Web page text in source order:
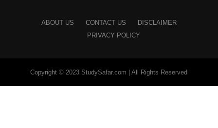
ABOUT US CONTACT US
DISCLAIMER
PRIVACY POLICY
Copyright © 2023 StudySafar.com | All Rights Reserved